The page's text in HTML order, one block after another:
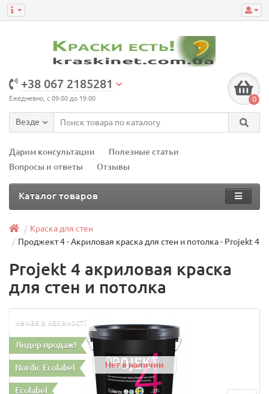
+38 067 2185281
Ежедневно, с 09:00 до 19:00 0
Везде
Дарим консультации
Полезные статьи
Вопросы и ответы
Отзывы
Каталог товаров
Краска для стен
Проджект 4 - Акриловая краска для стен и потолка - Projekt 4
Projekt 4 акриловая краска
для стен и потолка
немає в наявності
Лидер продаж!
Nordic Ecolabel
Ecolabel
Нет в наличии